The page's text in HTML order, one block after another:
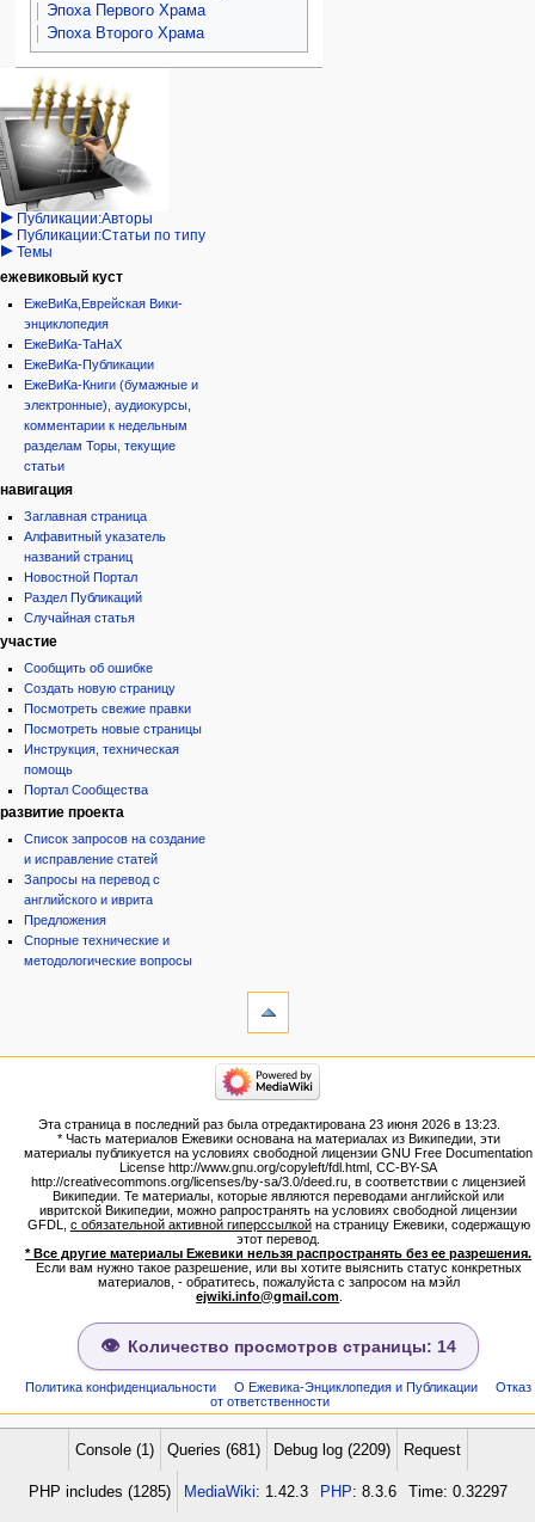
Эпоха Первого Храма
Эпоха Второго Храма
Навигация
персональные инструменты
войти
запрос
учётной
записи
категории
Израиль:Страна и
государство
Иудаизм
Народ
Проекты
Проекты/Участники/
дополнения
Публикации:Авторы
Публикации:Статьи по типу
Темы
ежевиковый куст
ЕжеВиКа,Еврейская Вики-
энциклопедия
ЕжеВиКа-ТаНаХ
ЕжеВиКа-Публикации
ЕжеВиКа-Книги (бумажные и
электронные), аудиокурсы,
комментарии к недельным
разделам Торы, текущие
статьи
навигация
Заглавная страница
Алфавитный указатель
названий страниц
Новостной Портал
Раздел Публикаций
Случайная статья
участие
Сообщить об ошибке
Создать новую страницу
Посмотреть свежие правки
Посмотреть новые страницы
Инструкция, техническая
помощь
Портал Сообщества
развитие проекта
Список запросов на создание
и исправление статей
Запросы на перевод с
английского и иврита
Предложения
Спорные технические и
методологические вопросы
Версия
для
Постоянная
ссылка
Сведения
о странице
категории
Народ
Проекты
Проекты/Участники/
дополнения
Публикации:Авторы
Публикации:Статьи по типу
Темы
ежевиковый куст
ЕжеВиКа,Еврейская Вики-
ЕжеВиКа-ТаНаХ
ЕжеВиКа-Публикации
ЕжеВиКа-Книги (бумажные и
электронные), аудиокурсы,
навигация
Заглавная страница
Эта страница в последний раз была отредактирована 23 июня 2026 в 13:23.
* Часть материалов Ежевики основана на материалах из Википедии, эти
материалы публикуется на условиях свободной лицензии GNU Free Documentation
License http://www.gnu.org/copyleft/fdl.html, CC-BY-SA
http://creativecommons.org/licenses/by-sa/3.0/deed.ru, в соответствии с лицензией
Википедии. Те материалы, которые являются переводами английской или
ивритской Википедии, можно рапространять на условиях свободной лицензии
GFDL, с обязательной активной гиперссылкойна страницу Ежевики, содержащую
этот перевод.
* Все другие материалы Ежевики нельзя распространять без ее разрешения.
Если вам нужно такое разрешение, или вы хотите выяснить статус конкретных
материалов, - обратитесь, пожалуйста с запросом на мэйл
ejwiki.info@gmail.com.
Количество просмотров страницы: 14
Политика конфиденциальности О Ежевика-Энциклопедия и Публикации
Отказ
от ответственности
Console (1) Queries (681) Debug log (2209) Request
PHP includes (1285) MediaWiki: 1.42.3 PHP: 8.3.6 Time: 0.32297